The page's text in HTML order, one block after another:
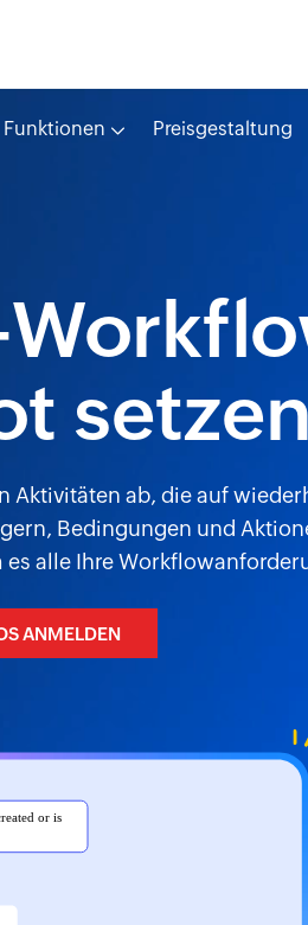
Funktionen Preisgestaltung
setzen
Aktivitäten ab, die auf
Bedingungen und
alle Ihre
ANMELDEN